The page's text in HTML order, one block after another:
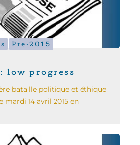
Pre-2015
low progress
bataille politique et éthique
mardi 14 avril 2015 en